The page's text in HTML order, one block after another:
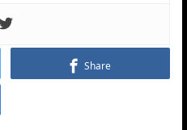
Share